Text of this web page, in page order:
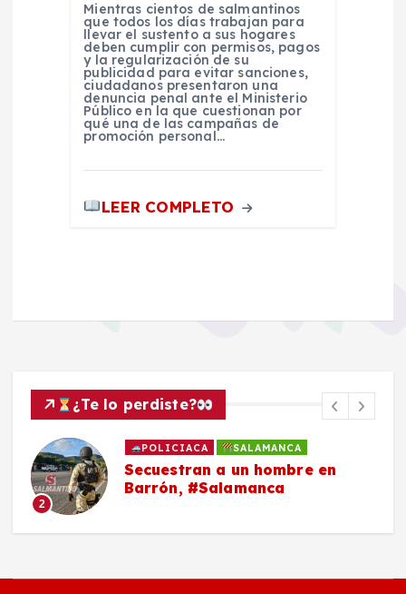
Mientras cientos de salmantinos
que todos los días trabajan para
llevar el sustento a sus hogares
deben cumplir con permisos, pagos
y la regularización de su
publicidad para evitar sanciones,
ciudadanos presentaron una
denuncia penal ante el Ministerio
Público en la que cuestionan por
qué una de las campañas de
promoción personal…
LEER COMPLETO
¿Te lo perdiste?
2
POLICIACA SALAMANCA
Secuestran a un hombre en
Barrón, #Salamanca